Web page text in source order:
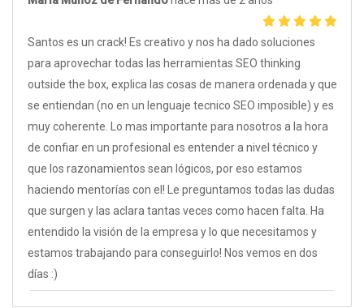
Santos es un crack! Es creativo y nos ha dado soluciones
para aprovechar todas las herramientas SEO thinking
outside the box, explica las cosas de manera ordenada y que
se entiendan (no en un lenguaje tecnico SEO imposible) y es
muy coherente. Lo mas importante para nosotros a la hora
de confiar en un profesional es entender a nivel técnico y
que los razonamientos sean lógicos, por eso estamos
haciendo mentorías con el! Le preguntamos todas las dudas
que surgen y las aclara tantas veces como hacen falta. Ha
entendido la visión de la empresa y lo que necesitamos y
estamos trabajando para conseguirlo! Nos vemos en dos
días :)